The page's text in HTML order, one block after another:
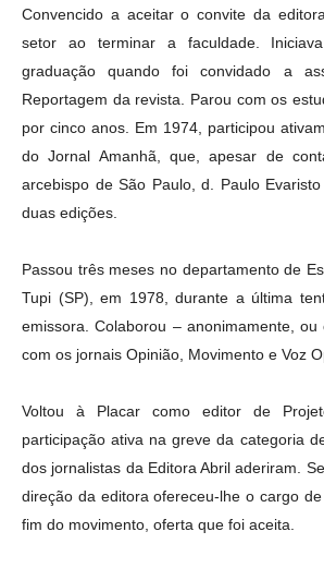
Convencido a aceitar o convite da
setor ao terminar a faculdade.
graduação quando foi convidado a
Reportagem da revista. Parou com os
por cinco anos. Em 1974, participou
do Jornal Amanhã, que, apesar de
arcebispo de São Paulo, d. Paulo
duas edições.
Passou três meses no departamento de
Tupi (SP), em 1978, durante a última
emissora. Colaborou – anonimamente,
com os jornais Opinião, Movimento e Voz
Voltou à Placar como editor de
participação ativa na greve da categoria
dos jornalistas da Editora Abril aderiram.
direção da editora ofereceu-lhe o cargo
fim do movimento, oferta que foi aceita.